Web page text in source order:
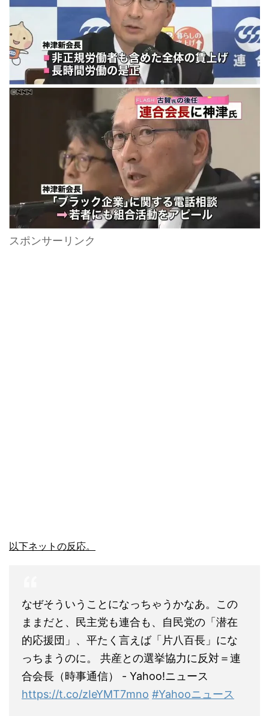
スポンサーリンク
以下ネットの反応。
なぜそういうことになっちゃうかなあ。この
ままだと、民主党も連合も、自民党の「潜在
的応援団」、平たく言えば「片八百長」にな
っちまうのに。 共産との選挙協力に反対＝連
合会長（時事通信） - Yahoo!ニュース
https://t.co/zIeYMT7mno #Yahooニュース